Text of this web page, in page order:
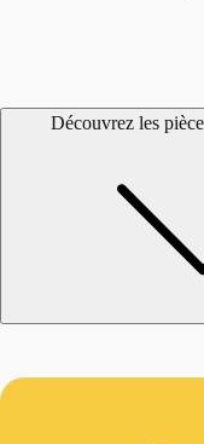
Découvrez les